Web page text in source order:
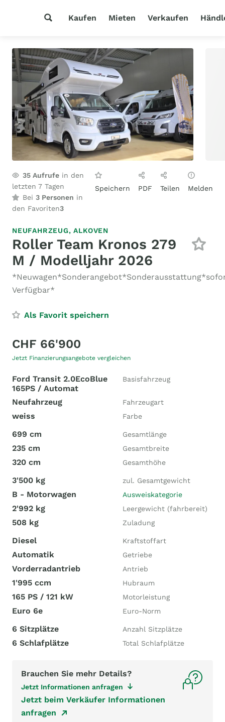
Kaufen Mieten Verkaufen
35 Aufrufe in den
letzten 7 Tagen
Bei 3 Personen in
den Favoriten3
Speichern PDF Teilen Melden
NEUFAHRZEUG,ALKOVEN
Roller Team Kronos 279
M / Modelljahr 2026
Verfügbar*
Als Favorit speichern
CHF 66'900
Jetzt Finanzierungsangebote vergleichen
Ford Transit 2.0EcoBlue
165PS / Automat
Basisfahrzeug
Neufahrzeug Fahrzeugart
weiss Farbe
699 cm Gesamtlänge
235 cm Gesamtbreite
320 cm Gesamthöhe
3'500 kg zul. Gesamtgewicht
B - Motorwagen Ausweiskategorie
2'992 kg Leergewicht (fahrbereit)
508 kg Zuladung
Diesel Kraftstoffart
Automatik Getriebe
Vorderradantrieb Antrieb
1'995 ccm Hubraum
165 PS / 121 kW Motorleistung
Euro 6e Euro-Norm
6 Sitzplätze Anzahl Sitzplätze
6 Schlafplätze Total Schlafplätze
Brauchen Sie mehr Details?
Jetzt Informationen anfragen
Jetzt beim Verkäufer Informationen
anfragen